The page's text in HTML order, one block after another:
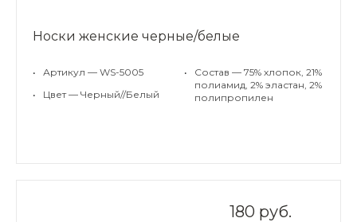
Носки женские черные/белые
•
Артикул — WS-5005
•
Цвет — Черный//Белый
•
Состав — 75% хлопок, 21%
полиамид, 2% эластан, 2%
полипропилен
180 руб.